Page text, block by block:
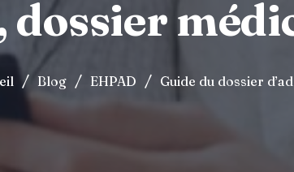
dossier
/ Blog / EHPAD / Guide du dossier